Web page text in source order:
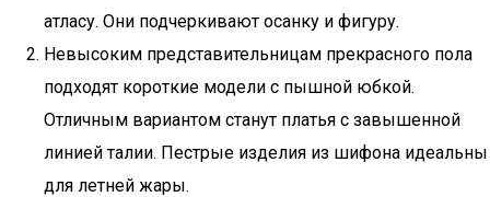
атласу. Они подчеркивают осанку и фигуру.
Невысоким представительницам прекрасного пола
подходят короткие модели с пышной юбкой.
Отличным вариантом станут платья с завышенной
линией талии. Пестрые изделия из шифона идеальны
для летней жары.